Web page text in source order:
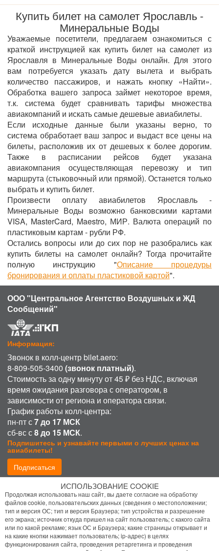
Купить билет на самолет Ярославль -
Минеральные Воды
Уважаемые посетители, предлагаем ознакомиться с
краткой инструкцией как купить билет на самолет из
Ярославля в Минеральные Воды онлайн. Для этого
вам потребуется указать дату вылета и выбрать
количество пассажиров, и нажать кнопку «Найти».
Обработка вашего запроса займет некоторое время,
т.к. система будет сравнивать тарифы множества
авиакомпаний и искать самые дешевые авиабилеты.
Если исходные данные были указаны верно, то
система обработает ваш запрос и выдаст все цены на
билеты, расположив их от дешевых к более дорогим.
Также в расписании рейсов будет указана
авиакомпания осуществляющая перевозку и тип
маршрута (стыковочный или прямой). Останется только
выбрать и купить билет.
Произвести оплату авиабилетов Ярославль -
Минеральные Воды возможно банковскими картами
VISA, MasterCard, Maestro, МИР. Валюта операций по
пластиковым картам - рубли РФ.
Остались вопросы или до сих пор не разобрались как
купить билеты на самолет онлайн? Тогда прочитайте
полную инструкцию "Описание процедуры
бронирования и оплаты пластиковой картой".
ООО "Центральное Агентство Воздушных и ЖД
Сообщений"
Информация:
Звонок в колл-центр bilet.aero:
8-809-505-3400 (звонок платный).
Стоимость за одну минуту от 45 ₽ без НДС, включая
время ожидания разговора с оператором, в
зависимости от региона и оператора связи.
График работы колл-центра:
пн-пт с7 до 17 МСК
сб-вс с8 до 15 МСК.
Подпишитесь и узнавайте первыми о лучших ценах на
авиабилеты!
Подписаться
Присоединиться:
ИСПОЛЬЗОВАНИЕ COOKIE
Продолжая использовать наш сайт, вы даете согласие на обработку
файлов cookie, пользовательских данных (сведения о местоположении;
тип и версия ОС; тип и версия Браузера; тип устройства и разрешение
его экрана; источник откуда пришел на сайт пользователь; с какого сайта
или по какой рекламе; язык ОС и Браузера; какие страницы открывает и
на какие кнопки нажимает пользователь; ip-адрес) в целях
функционирования сайта, проведения ретаргетинга и проведения